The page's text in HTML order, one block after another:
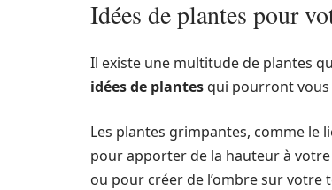
Idées de plantes pour
Il existe une multitude de plantes
idées de plantesqui pourront vous
Les plantes grimpantes, comme le
pour apporter de la hauteur à
ou pour créer de l’ombre sur votre